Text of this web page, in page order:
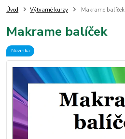
Úvod Výtvarné kurzy Makrame balíček
Makrame balíček
Novinka